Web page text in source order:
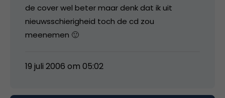
de cover wel beter maar denk dat ik uit
nieuwsschierigheid toch de cd zou
meenemen 🙂
19 juli 2006 om 05:02